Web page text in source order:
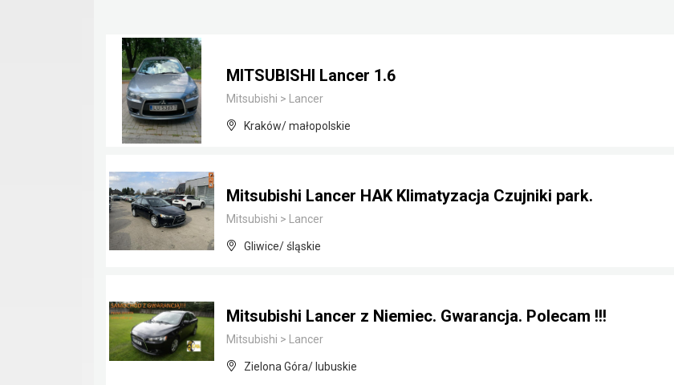
MITSUBISHI Lancer 1.6
Mitsubishi > Lancer
Kraków/ małopolskie
Mitsubishi Lancer HAK Klimatyzacja Czujniki park.
Mitsubishi > Lancer
Gliwice/ śląskie
Mitsubishi Lancer z Niemiec. Gwarancja. Polecam !!!
Mitsubishi > Lancer
Zielona Góra/ lubuskie